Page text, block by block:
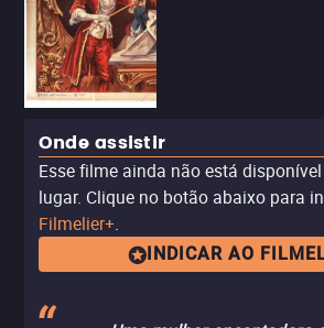
Onde assistir
Esse filme ainda não está
lugar. Clique no botão abaixo para
Filmelier+.
INDICAR AO